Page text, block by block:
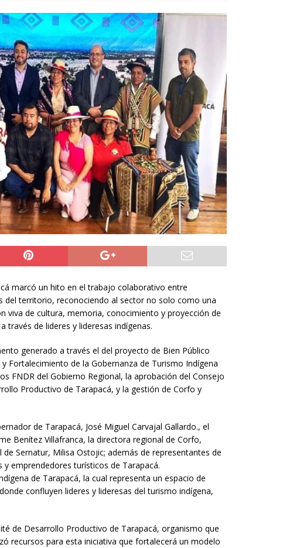
becados se les pago los estudios en el extranjero y nunca
del Gobierno que busca facilitar el ingreso a Carabineros
NACIONAL
sanción diplomática: Brasil no repondrá a su embajador y
Argentina por los insultos de Milei a Lula
INTERNACIONAL
Álvaro Jofre alerta por el futuro del Casino Municipal de
Municipal aprueba proyecto para mejorar el alumbrado
ALTO HOSPICIO
León XIV viajará a Uruguay, Argentina y Perú del 6 al 17 de
marcó un hito en el trabajo colaborativo entre
del territorio, reconociendo al sector no solo como una
viva de cultura, memoria, conocimiento y proyección de
de lideres y lideresas indígenas.
generado a través el del proyecto de Bien Público
Fortalecimiento de la Gobernanza de Turismo Indígena
FNDR del Gobierno Regional, la aprobación del Consejo
Productivo de Tarapacá, y la gestión de Corfo y
de Tarapacá, José Miguel Carvajal Gallardo., el
Benítez Villafranca, la directora regional de Corfo,
Sernatur, Milisa Ostojic; además de representantes de
emprendedores turísticos de Tarapacá.
de Tarapacá, la cual representa un espacio de
confluyen lideres y lideresas del turismo indígena,
de Desarrollo Productivo de Tarapacá, organismo que
recursos para esta iniciativa que fortalecerá un modelo